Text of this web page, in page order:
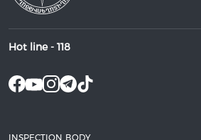
Hot line - 118
INSPECTION BODY